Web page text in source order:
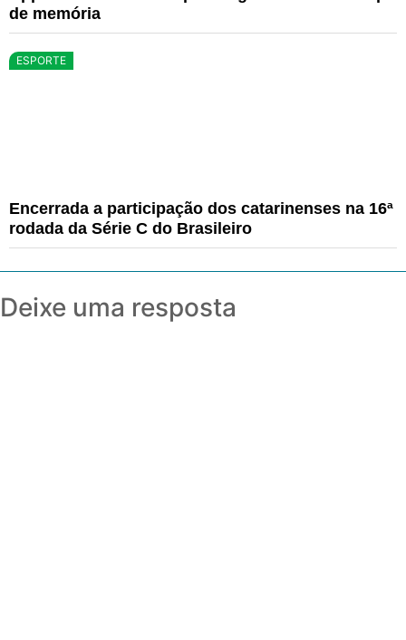
de memória
ESPORTE
Encerrada a participação dos catarinenses na 16ª
rodada da Série C do Brasileiro
Deixe uma resposta